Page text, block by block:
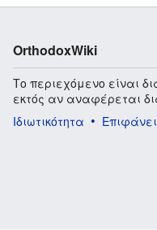
OrthodoxWiki
Το περιεχόμενο είναι
εκτός αν αναφέρεται
Ιδιωτικότητα